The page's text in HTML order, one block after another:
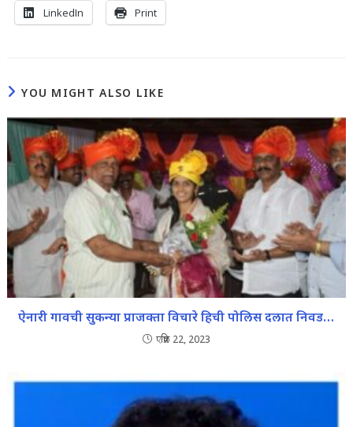
LinkedIn Print
YOU MIGHT ALSO LIKE
ऐनारी गावची सुकन्या प्राजक्ता विचारे हिची पोलिस दलात निवड…
एप्रिल 22, 2023